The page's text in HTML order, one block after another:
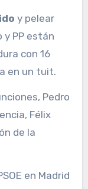
y pelear
y PP están
con 16
en un tuit.
en Madrid